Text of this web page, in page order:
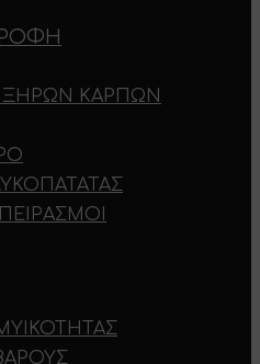
ΞΗΡΏΝ ΚΑΡΠΏΝ